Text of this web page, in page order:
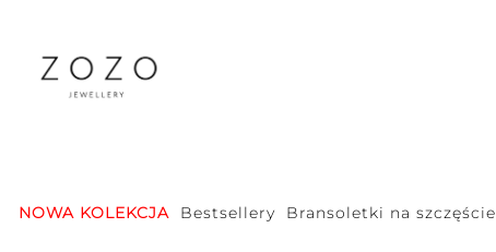
NOWA KOLEKCJA Bestsellery Bransoletki na szczęście